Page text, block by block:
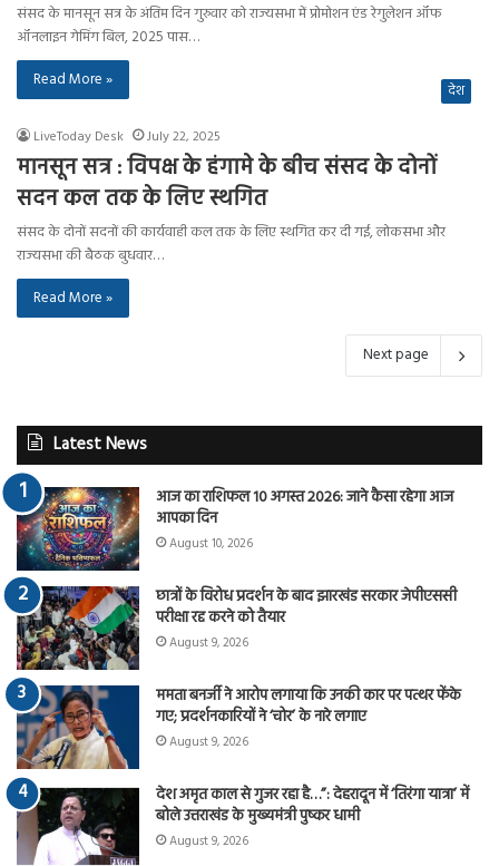
संसद के मानसून सत्र के अंतिम दिन गुरुवार को राज्यसभा में प्रोमोशन एंड रेगुलेशन ऑफ
ऑनलाइन गेमिंग बिल, 2025 पास…
Read More »
देश
LiveToday Desk July 22, 2025
मानसून सत्र : विपक्ष के हंगामे के बीच संसद के दोनों
सदन कल तक के लिए स्थगित
संसद के दोनों सदनों की कार्यवाही कल तक के लिए स्थगित कर दी गई, लोकसभा और
राज्यसभा की बैठक बुधवार…
Read More »
Next page
Latest News
आज का राशिफल 10 अगस्त 2026: जाने कैसा रहेगा आज
आपका दिन
August 10, 2026
छात्रों के विरोध प्रदर्शन के बाद झारखंड सरकार जेपीएससी
परीक्षा रद्द करने को तैयार
August 9, 2026
ममता बनर्जी ने आरोप लगाया कि उनकी कार पर पत्थर फेंके
गए; प्रदर्शनकारियों ने ‘चोर’ के नारे लगाए
August 9, 2026
देश अमृत काल से गुजर रहा है…”: देहरादून में ‘तिरंगा यात्रा’ में
बोले उत्तराखंड के मुख्यमंत्री पुष्कर धामी
August 9, 2026